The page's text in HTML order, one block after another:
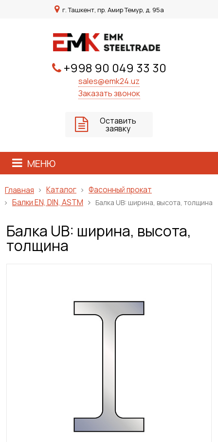
г. Ташкент, пр. Амир Темур, д. 95а
+998 90 049 33 30
sales@emk24.uz
Заказать звонок
Оставить
заявку
МЕНЮ
Главная Каталог
Фасонный прокат
Балки EN, DIN, ASTM
Балка UB: ширина, высота, толщина
Балка UB: ширина, высота,
толщина